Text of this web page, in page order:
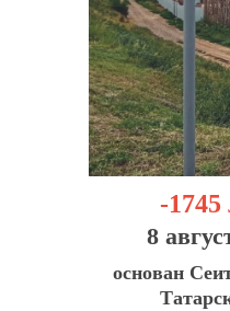
-1745
8
основан